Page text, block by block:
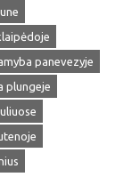
panevezyje
plungeje